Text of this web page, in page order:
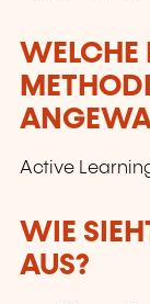
WELCHE
Active
WIE
AUS?